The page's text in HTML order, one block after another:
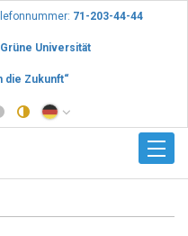
71-203-44-44
Grüne Universität
die Zukunft“